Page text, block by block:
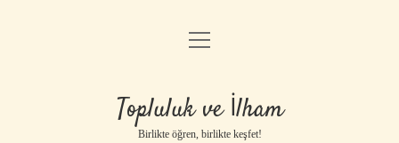
Anasayfa
Gizlilik Politikası
Yasal Uyarı
menüyü
Topluluk ve İlham
Birlikte öğren, birlikte keşfet!